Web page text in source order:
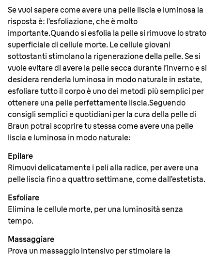
Se vuoi sapere come avere una pelle liscia e luminosa la
risposta è: l’esfoliazione, che è molto
importante.Quando si esfolia la pelle si rimuove lo strato
superficiale di cellule morte. Le cellule giovani
sottostanti stimolano la rigenerazione della pelle. Se si
vuole evitare di avere la pelle secca durante l’inverno e si
desidera renderla luminosa in modo naturale in estate,
esfoliare tutto il corpo è uno dei metodi più semplici per
ottenere una pelle perfettamente liscia.Seguendo
consigli semplici e quotidiani per la cura della pelle di
Braun potrai scoprire tu stessa come avere una pelle
liscia e luminosa in modo naturale:
Epilare
Rimuovi delicatamente i peli alla radice, per avere una
pelle liscia fino a quattro settimane, come dall’estetista.
Esfoliare
Elimina le cellule morte, per una luminosità senza
tempo.
Massaggiare
Prova un massaggio intensivo per stimolare la